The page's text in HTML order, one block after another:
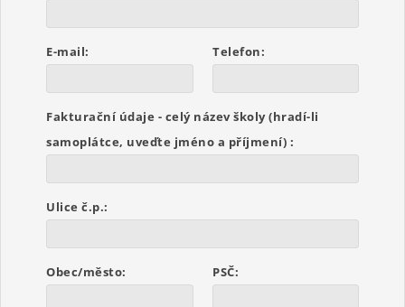
E-mail: Telefon:
Fakturační údaje - celý název školy (hradí-li
samoplátce, uveďte jméno a příjmení) :
Ulice č.p.:
Obec/město: PSČ: